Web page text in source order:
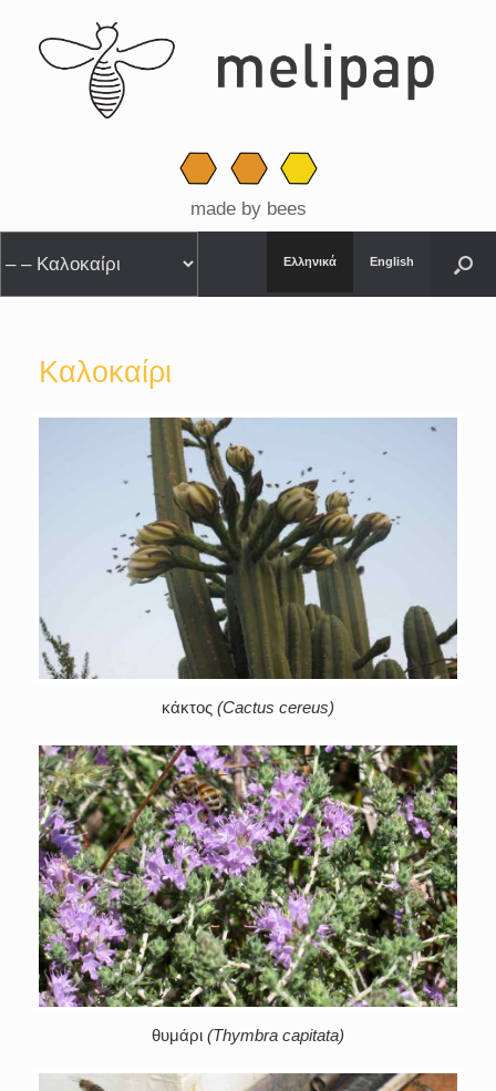
made by bees
Ελληνικά English
κάκτος (Cactus cereus)
θυμάρι (Thymbra capitata)